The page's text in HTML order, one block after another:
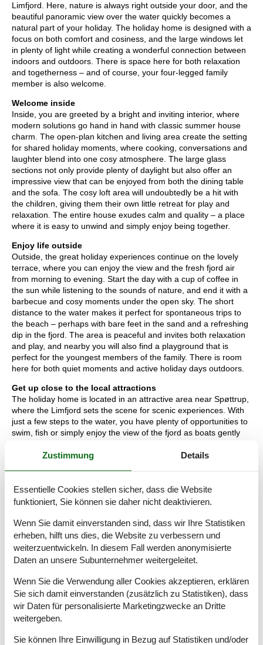
Limfjord. Here, nature is always right outside your door, and the
beautiful panoramic view over the water quickly becomes a
natural part of your holiday. The holiday home is designed with a
focus on both comfort and cosiness, and the large windows let
in plenty of light while creating a wonderful connection between
indoors and outdoors. There is space here for both relaxation
and togetherness – and of course, your four-legged family
member is also welcome.
Welcome inside
Inside, you are greeted by a bright and inviting interior, where
modern solutions go hand in hand with classic summer house
charm. The open-plan kitchen and living area create the setting
for shared holiday moments, where cooking, conversations and
laughter blend into one cosy atmosphere. The large glass
sections not only provide plenty of daylight but also offer an
impressive view that can be enjoyed from both the dining table
and the sofa. The cosy loft area will undoubtedly be a hit with
the children, giving them their own little retreat for play and
relaxation. The entire house exudes calm and quality – a place
where it is easy to unwind and simply enjoy being together.
Enjoy life outside
Outside, the great holiday experiences continue on the lovely
terrace, where you can enjoy the view and the fresh fjord air
from morning to evening. Start the day with a cup of coffee in
the sun while listening to the sounds of nature, and end it with a
barbecue and cosy moments under the open sky. The short
distance to the water makes it perfect for spontaneous trips to
the beach – perhaps with bare feet in the sand and a refreshing
dip in the fjord. The area is peaceful and invites both relaxation
and play, and nearby you will also find a playground that is
perfect for the youngest members of the family. There is room
here for both quiet moments and active holiday days outdoors.
Get up close to the local attractions
The holiday home is located in an attractive area near Spøttrup,
where the Limfjord sets the scene for scenic experiences. With
just a few steps to the water, you have plenty of opportunities to
swim, fish or simply enjoy the view of the fjord as boats gently
can experience the rich wildlife and beautiful nature up close.
explore the cosy harbours and small towns along the Limfjord.
Whether you are seeking peace, nature or experiences, this
memories.
Raumaufteilung
Schlafzimmer
Doppelbett - 180x200 cm
Schlafzimmer
Doppelbett - 2x90x200 cm
Zustimmung Details
Essentielle Cookies stellen sicher, dass die Website
funktioniert, Sie können sie daher nicht deaktivieren.
Wenn Sie damit einverstanden sind, dass wir Ihre Statistiken
erheben, hilft uns dies, die Website zu verbessern und
weiterzuentwickeln. In diesem Fall werden anonymisierte
Daten an unsere Subunternehmer weitergeleitet.
Wenn Sie die Verwendung aller Cookies akzeptieren, erklären
Sie sich damit einverstanden (zusätzlich zu Statistiken), dass
wir Daten für personalisierte Marketingzwecke an Dritte
weitergeben.
Sie können Ihre Einwilligung in Bezug auf Statistiken und/oder